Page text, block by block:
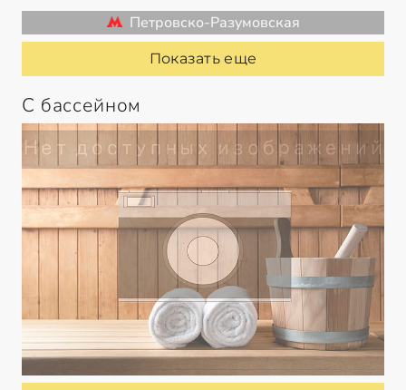
Петровско-Разумовская
Показать еще
С бассейном